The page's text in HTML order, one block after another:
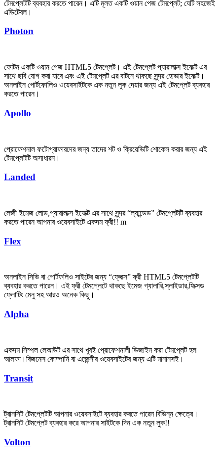
টেমপ্লেটটি ব্যবহার করতে পারেন। এটি মূলত একটি ওয়ান পেজ টেমপ্লেট; যেটি সহজেই
এডিটেবল।
Photon
ফোটন একটি ওয়ান পেজ HTML5 টেমপ্লেট। এই টেমপ্লেট প্যারালাক্স ইফেক্ট এর
সাথে ছবি যোগ করা যাবে এবং এই টেমপ্লেট এর বাটনে থাকছে সুন্দর হোভার ইফেক্ট।
অনলাইন পোর্টফোলিও ওয়েবসাইটকে এক নতুন লুক দেয়ার জন্য এই টেমপ্লেট ব্যবহার
করতে পারেন।
Apollo
প্রোফেশনাল ফটোগ্রাফারদের জন্য তাদের শট ও ক্রিয়েভিটি শোকেস করার জন্য এই
টেমপ্লেটটি অসাধারন।
Landed
লেজী ইমেজ লোড,প্যারালাক্স ইফেক্ট এর সাথে সুন্দর “ল্যান্ডেড” টেমপ্লেটটি ব্যবহার
করতে পারেন আপনার ওয়েবসাইটে একদম ফ্রী!! m
Flex
অনলাইন সিভি বা পোর্টফলিও সাইটের জন্য “ফ্লেক্স” ফ্রী HTML5 টেমপ্লেটটি
ব্যবহার করতে পারেন। এই ফ্রী টেমপ্লেটে থাকছে ইমেজ গ্যালারি,স্লাইডার,ফিক্সড
ফ্লোটিং মেনু সহ আরও অনেক কিছু।
Alpha
একদম সিম্পল লেআউট এর সাথে খুবই প্রোফেশনালী ডিজাইন করা টেমপ্লেট হল
আলফা।বিজনেস কোম্পানি বা এজেন্সীর ওয়েবসাইটের জন্য এটি মানানসই।
Transit
ট্রানসিট টেমপ্লেটটি আপনার ওয়েবসাইটে ব্যবহার করতে পারেন বিভিন্ন ক্ষেত্রে।
ট্রানসিট টেমপ্লেট ব্যবহার করে আপনার সাইটকে দিন এক নতুন লুক!!
Volton